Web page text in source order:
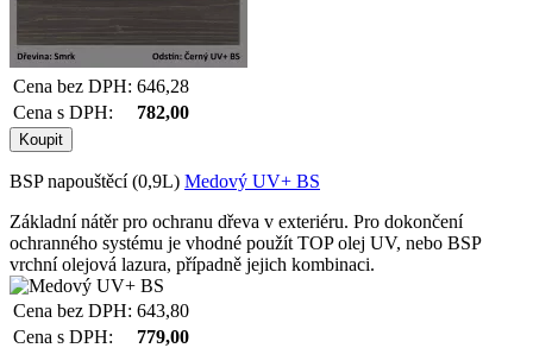
Cena bez DPH: 646,28
Cena s DPH:
782,00
BSP napouštěcí (0,9L) Medový UV+ BS
Základní nátěr pro ochranu dřeva v exteriéru. Pro dokončení
ochranného systému je vhodné použít TOP olej UV, nebo BSP
vrchní olejová lazura, případně jejich kombinaci.
Cena bez DPH: 643,80
Cena s DPH:
779,00